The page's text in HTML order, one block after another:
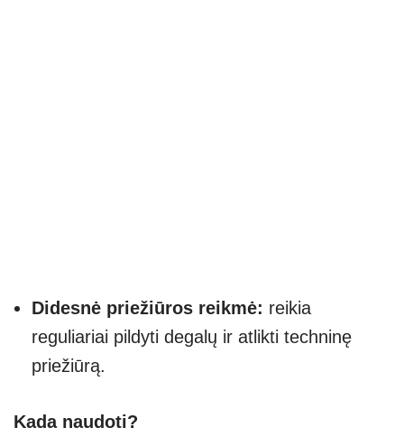
Didesnė priežiūros reikmė: reikia
reguliariai pildyti degalų ir atlikti techninę
priežiūrą.
Kada naudoti?